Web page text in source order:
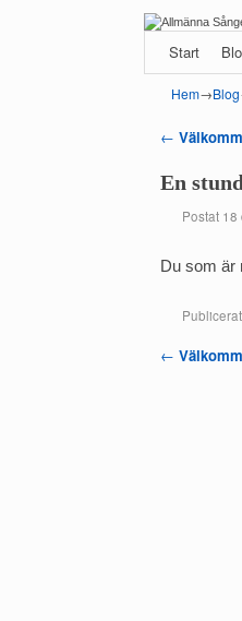
Start
Hem→Blog
←
En
Postat 18
Du som är
←